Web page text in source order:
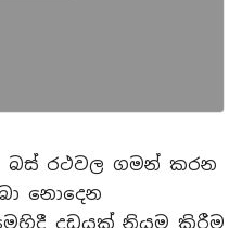
බස් රථවල ගමන් කරන
නොදෙන
දඩයක් නියම කිරීම